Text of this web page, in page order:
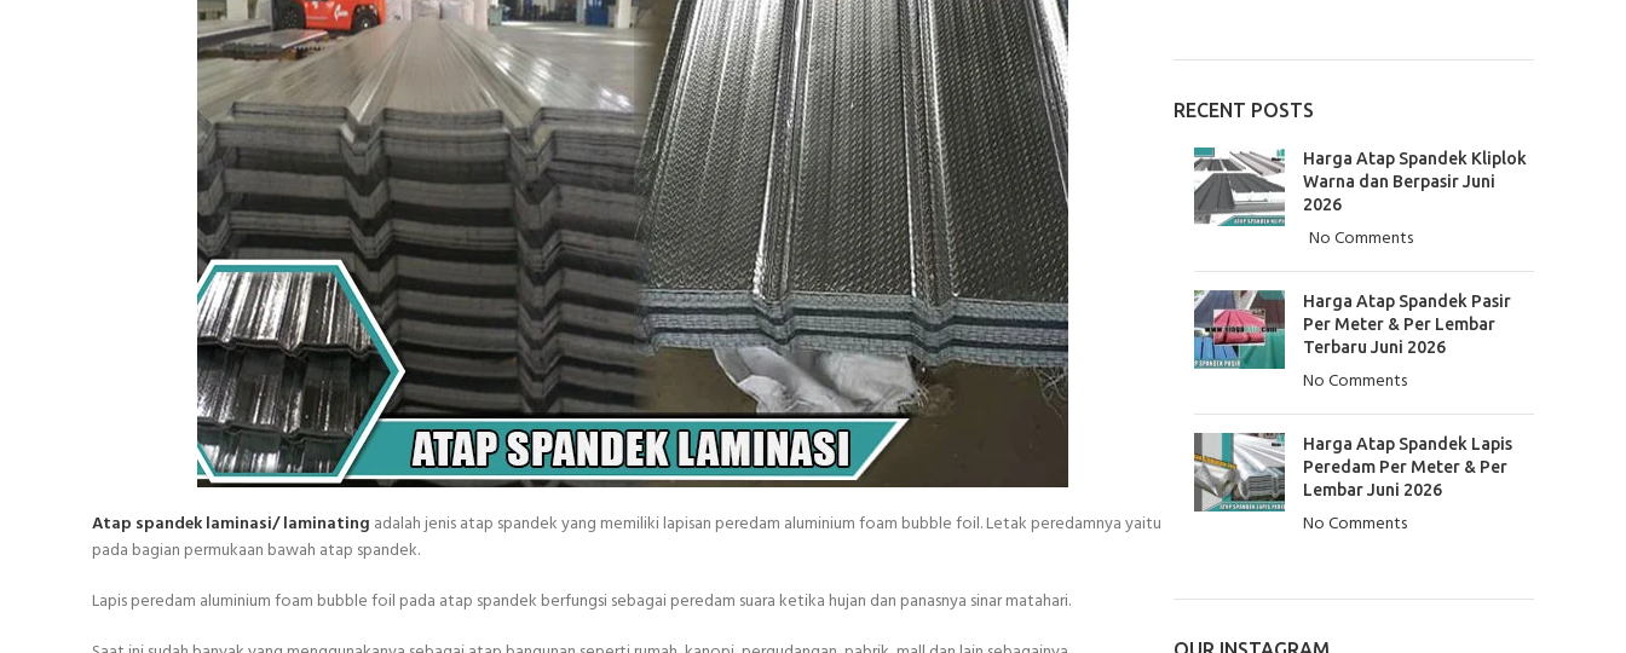
Atap spandek laminasi/ laminating adalah jenis atap spandek yang memiliki lapisan peredam aluminium foam bubble foil. Letak peredamnya yaitu
pada bagian permukaan bawah atap spandek.
Lapis peredam aluminium foam bubble foil pada atap spandek berfungsi sebagai peredam suara ketika hujan dan panasnya sinar matahari.
RECENT POSTS
Harga Atap Spandek Kliplok
Warna dan Berpasir Juni
2026
No Comments
Harga Atap Spandek Pasir
Per Meter & Per Lembar
Terbaru Juni 2026
No Comments
Harga Atap Spandek Lapis
Peredam Per Meter & Per
Lembar Juni 2026
No Comments